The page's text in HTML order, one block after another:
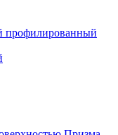
профилированный